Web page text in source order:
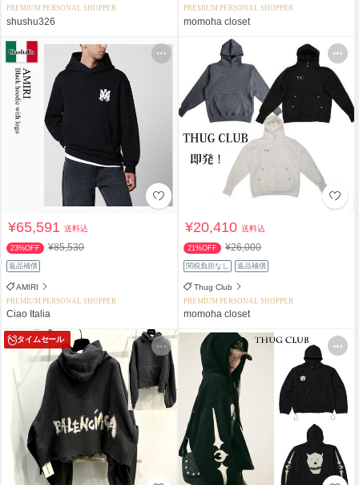
PREMIUM PERSONAL SHOPPER
shushu326
PREMIUM PERSONAL SHOPPER
momoha closet
¥65,591送料込
23%OFF ¥85,530
返品補償
AMIRI
PREMIUM PERSONAL SHOPPER
Ciao Italia
¥20,410送料込
21%OFF ¥26,000
関税負担なし 返品補償
Thug Club
PREMIUM PERSONAL SHOPPER
momoha closet
タイムセール